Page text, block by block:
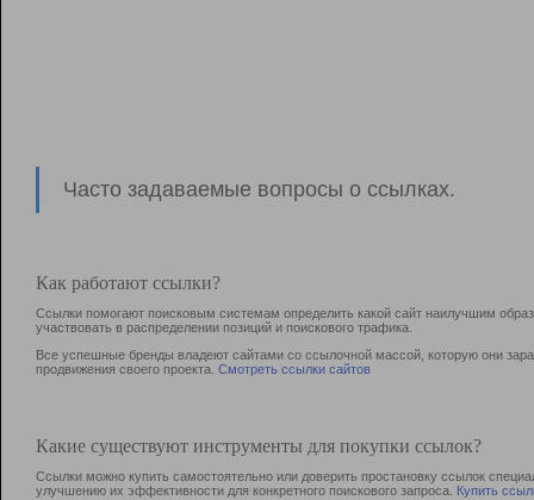
Часто задаваемые вопросы о ссылках.
Как работают ссылки?
Ссылки помогают поисковым системам определить какой сайт наилучшим
участвовать в раcпределении позиций и поискового трафика.
Все успешные бренды владеют сайтами со ссылочной массой, которую они
продвижения своего проекта. Смотреть ссылки сайтов
Какие существуют инструменты для покупки ссылок?
Ссылки можно купить самостоятельно или доверить простановку ссылок
улучшению их эффективности для конкретного поискового запроса. Купить